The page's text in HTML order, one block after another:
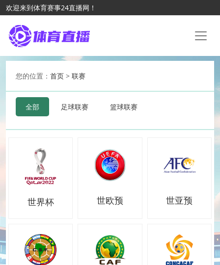
欢迎来到体育赛事24直播网！
您的位置： 首页 > 联赛
全部 足球联赛 篮球联赛
世界杯 世欧预 世亚预